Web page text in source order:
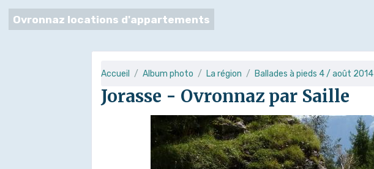
Ovronnaz locations d'appartements
Accueil Album photo La région Ballades à pieds 4 / août 2014
Jorasse - Ovronnaz par Saille